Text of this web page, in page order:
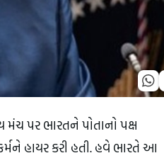
પર ભારતને પોતાનો પક્ષ
હાયર કરી હતી. હવે ભારતે આ